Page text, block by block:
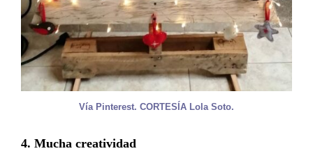
Vía Pinterest. CORTESÍA Lola Soto.
4. Mucha creatividad